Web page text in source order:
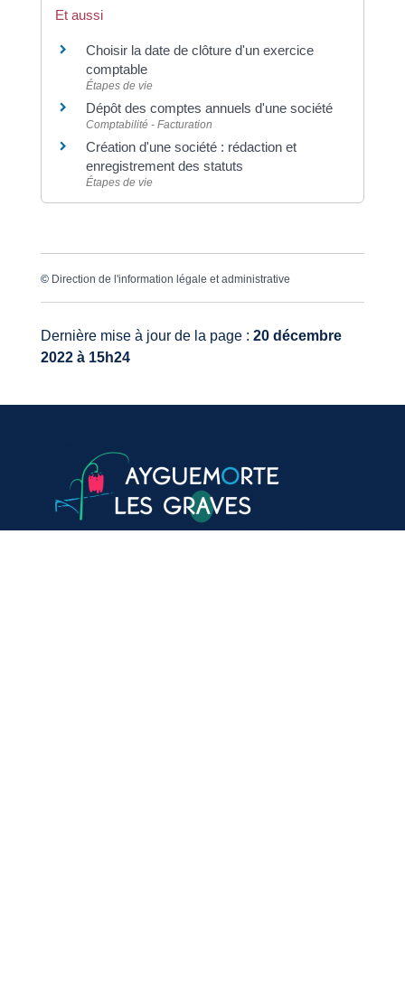
Et aussi
Choisir la date de clôture d'un exercice
comptable
Étapes de vie
Dépôt des comptes annuels d'une société
Comptabilité - Facturation
Création d'une société : rédaction et
enregistrement des statuts
Étapes de vie
© Direction de l'information légale et administrative
Dernière mise à jour de la page : 20 décembre
2022 à 15h24